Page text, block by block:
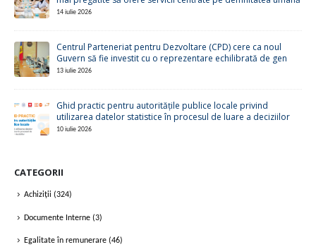
14 iulie 2026
Guvern să fie investit cu o reprezentare echilibrată de gen
utilizarea datelor statistice în procesul de luare a deciziilor